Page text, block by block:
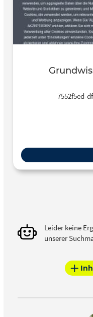
7552f5ed-
Leider keine
unserer